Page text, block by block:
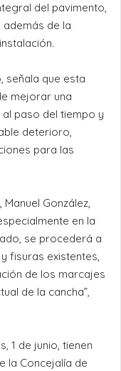
del pavimento,
de la
señala que esta
mejorar una
paso del tiempo y
deterioro,
para las
González,
en la
se procederá a
fisuras existentes,
de los marcajes
de la cancha”,
1 de junio, tienen
la Concejalía de